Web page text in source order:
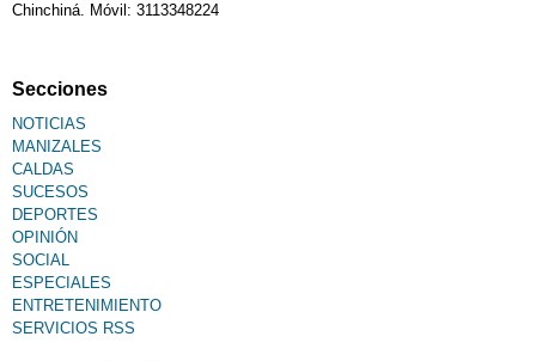
Chinchiná. Móvil: 3113348224
Secciones
NOTICIAS
MANIZALES
CALDAS
SUCESOS
DEPORTES
OPINIÓN
SOCIAL
ESPECIALES
ENTRETENIMIENTO
SERVICIOS RSS